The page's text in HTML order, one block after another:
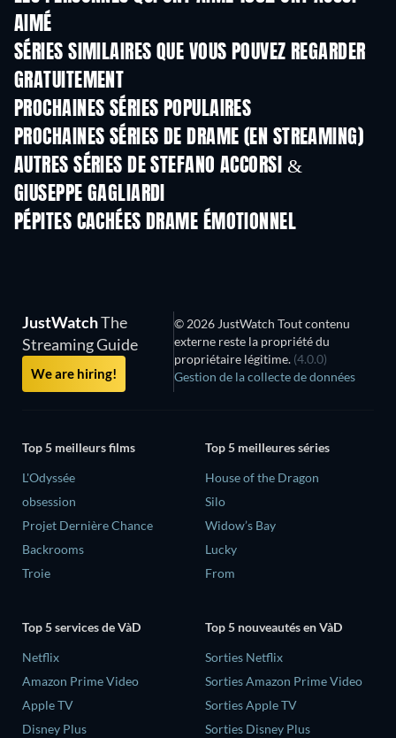
AIMÉ
SÉRIES SIMILAIRES QUE VOUS POUVEZ REGARDER
GRATUITEMENTSérie
PROCHAINES SÉRIES POPULAIRES
Série Série
PROCHAINES SÉRIES DE DRAME (EN STREAMING)
Saison 4 Saison 6
AUTRES SÉRIES DE STEFANO ACCORSI &
GIUSEPPE GAGLIARDI
Série
PÉPITES CACHÉES DRAME ÉMOTIONNEL
Série
JustWatchThe
Streaming Guide
We are hiring!
© 2026 JustWatch Tout contenu
externe reste la propriété du
propriétaire légitime. (4.0.0)
Gestion de la collecte de données
Top 5 meilleurs films
L'Odyssée
obsession
Projet Dernière Chance
Backrooms
Troie
Top 5 meilleures séries
House of the Dragon
Silo
Widow’s Bay
Lucky
From
Top 5 services de VàD
Netflix
Amazon Prime Video
Apple TV
Disney Plus
Top 5 nouveautés en VàD
Sorties Netflix
Sorties Amazon Prime Video
Sorties Apple TV
Sorties Disney Plus